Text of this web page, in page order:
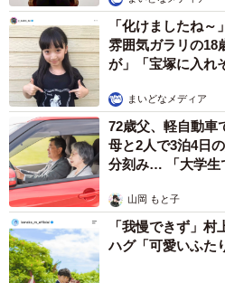
「化けましたね
雰囲気ガラリの
が」「宝塚に入れ
まいどなメディア
72歳父、軽自動
母と2人で3泊4日
分刻み… 「大学生
山岡 もと子
「我慢できず」
ハグ「可愛いふた